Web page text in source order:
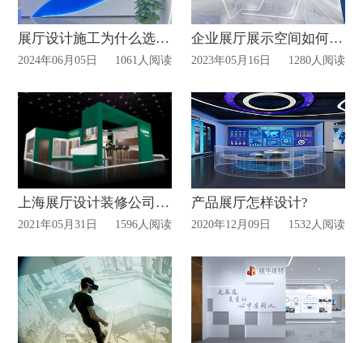
展厅设计施工为什么选择一体化公司?
2024年06月05日 1061人阅读
企业展厅展示空间如何规划？
2023年05月16日 1280人阅读
上海展厅设计装修公司如何选择？
2021年05月31日 1596人阅读
产品展厅怎样设计?
2020年12月09日 1532人阅读